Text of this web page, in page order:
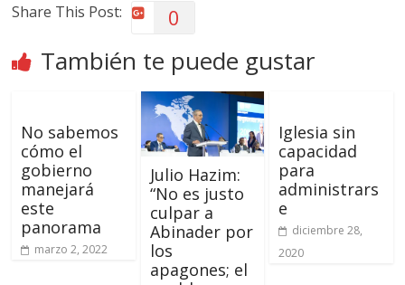
Share This Post: 0
También te puede gustar
No sabemos
cómo el
gobierno
manejará
este
panorama
marzo 2, 2022
Julio Hazim:
“No es justo
culpar a
Abinader por
los
apagones; el
Iglesia sin
capacidad
para
administrars
e
diciembre 28,
2020